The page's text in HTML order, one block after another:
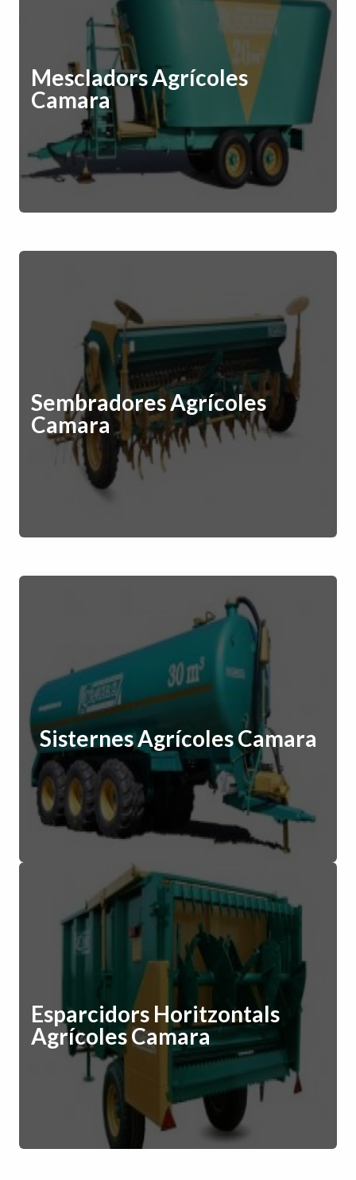
Mescladors Agrícoles
Camara
Sembradores Agrícoles
Camara
Sisternes Agrícoles Camara
Esparcidors Horitzontals
Agrícoles Camara